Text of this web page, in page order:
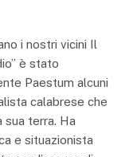
i nostri vicini Il
è stato
Paestum alcuni
calabrese che
sua terra. Ha
e situazionista